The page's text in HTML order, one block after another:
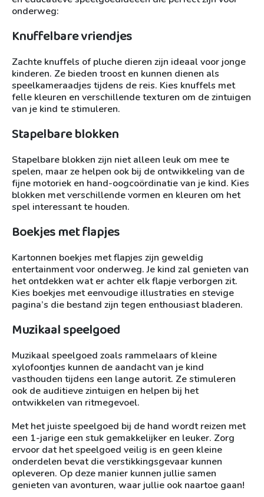
onderweg:
Knuffelbare vriendjes
Zachte knuffels of pluche dieren zijn ideaal voor jonge
kinderen. Ze bieden troost en kunnen dienen als
speelkameraadjes tijdens de reis. Kies knuffels met
felle kleuren en verschillende texturen om de zintuigen
van je kind te stimuleren.
Stapelbare blokken
Stapelbare blokken zijn niet alleen leuk om mee te
spelen, maar ze helpen ook bij de ontwikkeling van de
fijne motoriek en hand-oogcoördinatie van je kind. Kies
blokken met verschillende vormen en kleuren om het
spel interessant te houden.
Boekjes met flapjes
Kartonnen boekjes met flapjes zijn geweldig
entertainment voor onderweg. Je kind zal genieten van
het ontdekken wat er achter elk flapje verborgen zit.
Kies boekjes met eenvoudige illustraties en stevige
pagina’s die bestand zijn tegen enthousiast bladeren.
Muzikaal speelgoed
Muzikaal speelgoed zoals rammelaars of kleine
xylofoontjes kunnen de aandacht van je kind
vasthouden tijdens een lange autorit. Ze stimuleren
ook de auditieve zintuigen en helpen bij het
ontwikkelen van ritmegevoel.
Met het juiste speelgoed bij de hand wordt reizen met
een 1-jarige een stuk gemakkelijker en leuker. Zorg
ervoor dat het speelgoed veilig is en geen kleine
onderdelen bevat die verstikkingsgevaar kunnen
opleveren. Op deze manier kunnen jullie samen
genieten van avonturen, waar jullie ook naartoe gaan!